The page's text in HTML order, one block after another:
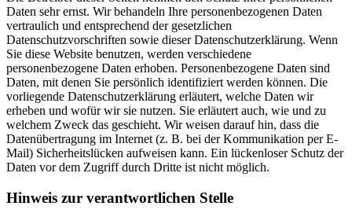
Daten sehr ernst. Wir behandeln Ihre personenbezogenen Daten
vertraulich und entsprechend der gesetzlichen
Datenschutzvorschriften sowie dieser Datenschutzerklärung. Wenn
Sie diese Website benutzen, werden verschiedene
personenbezogene Daten erhoben. Personenbezogene Daten sind
Daten, mit denen Sie persönlich identifiziert werden können. Die
vorliegende Datenschutzerklärung erläutert, welche Daten wir
erheben und wofür wir sie nutzen. Sie erläutert auch, wie und zu
welchem Zweck das geschieht. Wir weisen darauf hin, dass die
Datenübertragung im Internet (z. B. bei der Kommunikation per E-
Mail) Sicherheitslücken aufweisen kann. Ein lückenloser Schutz der
Daten vor dem Zugriff durch Dritte ist nicht möglich.
Hinweis zur verantwortlichen Stelle